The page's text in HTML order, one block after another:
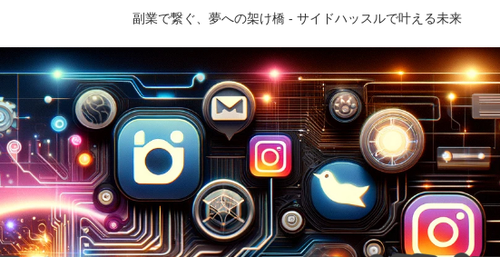
副業で繋ぐ、夢への架け橋 - サイドハッスルで叶える未来